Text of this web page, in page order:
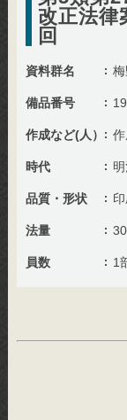
改正法律
回
資料群名
備品番号
作成など(人）
時代
品質・形状 印
法量
員数 1